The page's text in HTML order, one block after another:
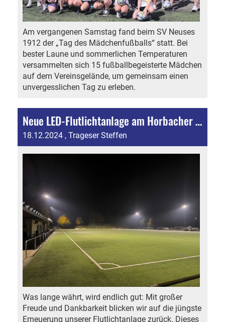
Am vergangenen Samstag fand beim SV Neuses
1912 der „Tag des Mädchenfußballs“ statt. Bei
bester Laune und sommerlichen Temperaturen
versammelten sich 15 fußballbegeisterte Mädchen
auf dem Vereinsgelände, um gemeinsam einen
unvergesslichen Tag zu erleben.
Neue LED-Flutlichtanlage am Horbacher Stutz!
18.12.2024 , Trageser Steffen
Was lange währt, wird endlich gut: Mit großer
Freude und Dankbarkeit blicken wir auf die jüngste
Erneuerung unserer Flutlichtanlage zurück. Dieses